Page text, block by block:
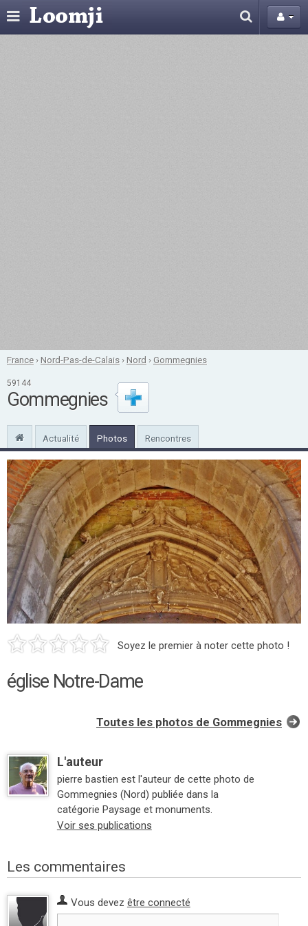
France ›Nord-Pas-de-Calais ›Nord ›Gommegnies
59144
Gommegnies
Actualité Photos Rencontres
Soyez le premier à noter cette photo !
église Notre-Dame
Toutes les photos de Gommegnies
L'auteur
pierre bastien est l'auteur de cette photo de
Gommegnies (Nord) publiée dans la
catégorie Paysage et monuments.
Voir ses publications
Les commentaires
Vous devez être connecté